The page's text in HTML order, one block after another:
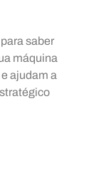
saber
máquina
ajudam a